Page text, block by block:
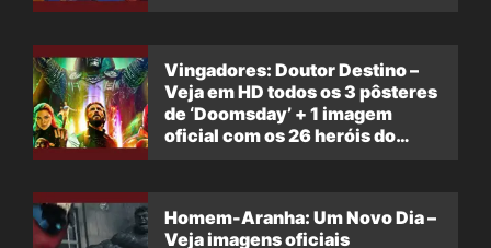
Vingadores: Doutor Destino –
Veja em HD todos os 3 pôsteres
de ‘Doomsday’ + 1 imagem
oficial com os 26 heróis do
Homem-Aranha: Um Novo Dia –
Veja imagens oficiais